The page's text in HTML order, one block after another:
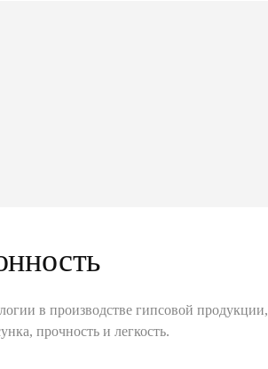
в производстве гипсовой продукции,
прочность и легкость.